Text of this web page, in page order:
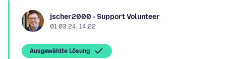
jscher2000 - Support Volunteer
01.03.24, 14:22
Ausgewählte Lösung